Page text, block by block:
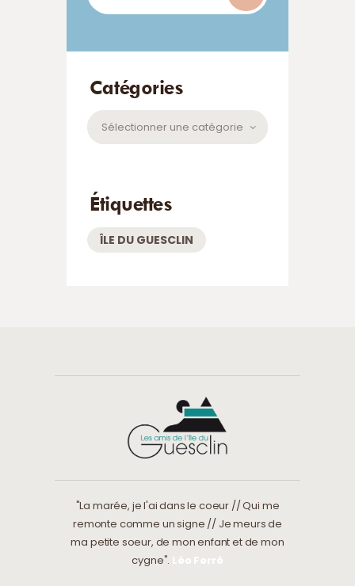
Catégories
Catégories
Étiquettes
ÎLE DU GUESCLIN
"La marée, je l'ai dans le coeur // Qui me
remonte comme un signe // Je meurs de
ma petite soeur, de mon enfant et de mon
cygne". Léo Ferré